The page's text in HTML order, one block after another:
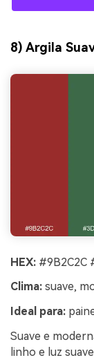
8) Argila
HEX: #9B2C2C
Clima: suave,
Ideal para:
Suave e
linho e luz